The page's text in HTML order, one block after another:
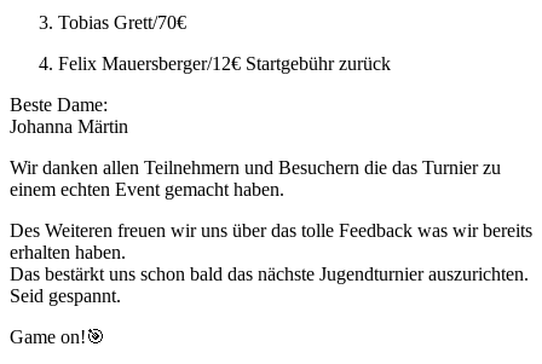
Tobias Grett/70€
Felix Mauersberger/12€ Startgebühr zurück
Beste Dame:
Johanna Märtin
Wir danken allen Teilnehmern und Besuchern die das Turnier zu
einem echten Event gemacht haben.
Des Weiteren freuen wir uns über das tolle Feedback was wir bereits
erhalten haben.
Das bestärkt uns schon bald das nächste Jugendturnier auszurichten.
Seid gespannt.
Game on!🎯